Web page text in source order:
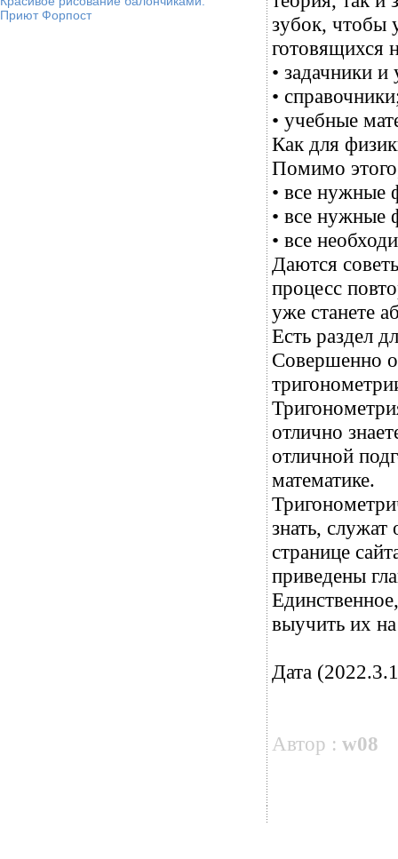
Приют Форпост
зубок, чтобы
готовящихся
• задачники
•
• учебные
Как для
Помимо
• все нужные
• все нужные
• все
Даются
процесс
уже станете
Есть раздел
Совершенно
отлично
отличной
математике.
знать,
странице
приведены
выучить их
Дата
Автор : w08